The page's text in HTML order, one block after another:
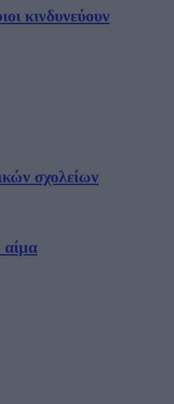
κινδυνεύουν
σχολείων
αίμα